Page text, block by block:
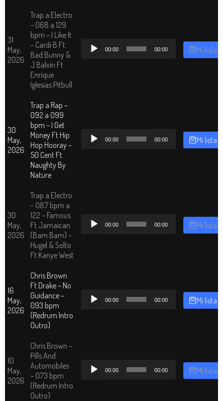
31
May,
2026
Trap a Electro
– 068 a 129
bpm – I Like It
– Cardi B Ft.
Bad Bunny &
J Balvin Ft
Enrique
Iglesias Pitbull
Reproductor
00:00 00:00 Mi lista
30
May,
2026
Trap a Rap –
092 a 099
bpm – I Get
Money Ft Hip
Hop Hooray –
50 Cent Ft
Naughty By
Nature
Reproductor
00:00 00:00 Mi lista
30
May,
2026
Trap a Electro
– 087 bpm a
122 – Famous
Ft Jamaican
(Bam Bam) –
Hugel & Solto
Ft Kanye West
Reproductor
00:00 00:00 Mi lista
16
May,
2026
Chris Brown
Ft Drake – No
Guidance –
093 bpm
(Redrum Intro
Outro)
Reproductor
00:00 00:00 Mi lista
10
May,
2026
Chris Brown –
Pills And
Automobiles
– 073 bpm
(Redrum Intro
Outro)
Reproductor
00:00 00:00 Mi lista